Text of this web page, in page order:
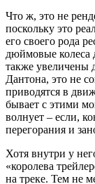
Что ж, это не
поскольку это
его своего рода
дюймовые колеса
также увеличены
Дантона, это не
приводятся в
бывает с этими
волнует – если,
перегорания и
Хотя внутри у
«королева
на треке. Тем не